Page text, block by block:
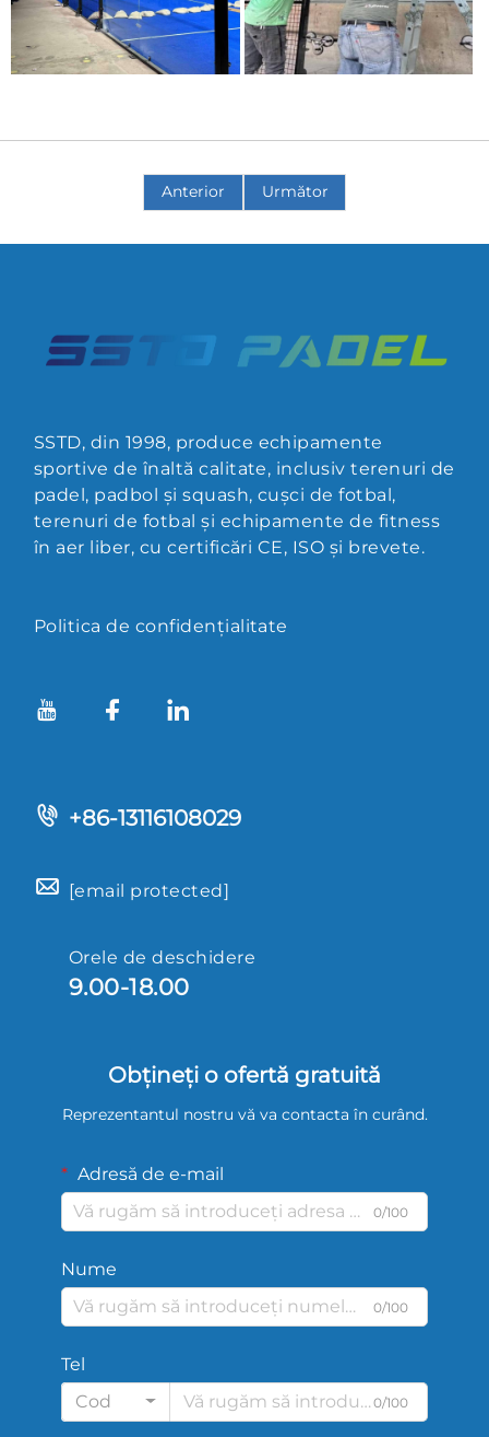
Anterior Următor
SSTD, din 1998, produce echipamente
sportive de înaltă calitate, inclusiv terenuri de
padel, padbol și squash, cușci de fotbal,
terenuri de fotbal și echipamente de fitness
în aer liber, cu certificări CE, ISO și brevete.
Politica de confidențialitate
+86-13116108029
[email protected]
Orele de deschidere
9.00-18.00
Obțineți o ofertă gratuită
Reprezentantul nostru vă va contacta în curând.
Adresă de e-mail
0/100
Nume
0/100
Tel
Cod
0/100